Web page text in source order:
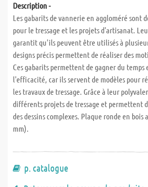
Description -
Les gabarits de vannerie en aggloméré sont
pour le tressage et les projets d'artisanat.
garantit qu'ils peuvent être utilisés à
designs précis permettent de réaliser des
Ces gabarits permettent de gagner du
l'efficacité, car ils servent de modèles pour
les travaux de tressage. Grâce à leur
différents projets de tressage et permettent
des dessins complexes. Plaque ronde en bois
mm).
p. catalogue